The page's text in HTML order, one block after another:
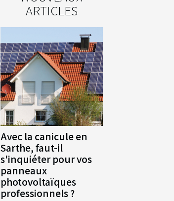
ARTICLES
Avec la canicule en
Sarthe, faut-il
s'inquiéter pour vos
panneaux
photovoltaïques
professionnels ?